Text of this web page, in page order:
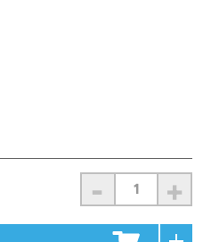
- +